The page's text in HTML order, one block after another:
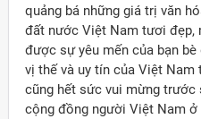
quảng bá những giá trị văn
đất nước Việt Nam tươi đẹp,
được sự yêu mến của bạn
vị thế và uy tín của Việt
cũng hết sức vui mừng
cộng đồng người Việt Nam